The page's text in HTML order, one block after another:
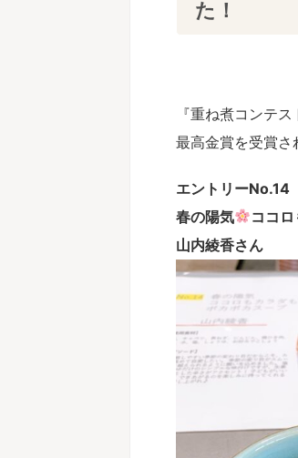
た！
『重ね煮コンテス
最高金賞を受賞さ
エントリーNo.14
春の陽気
ココ
山内綾香さん
ける力になりました。 これまで誰が